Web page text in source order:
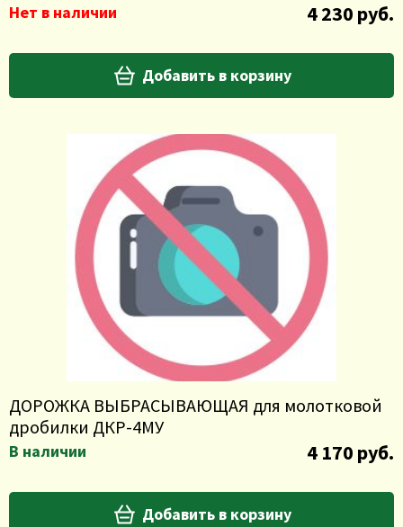
Нет в наличии 4 230 руб.
Добавить в корзину
ДОРОЖКА ВЫБРАСЫВАЮЩАЯ для молотковой
дробилки ДКР-4МУ
В наличии 4 170 руб.
Добавить в корзину